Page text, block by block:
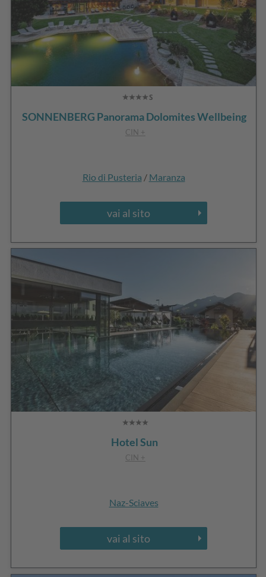
SONNENBERG Panorama Dolomites Wellbeing
CIN +
Rio di Pusteria / Maranza
vai al sito
Hotel Sun
CIN +
Naz-Sciaves
vai al sito